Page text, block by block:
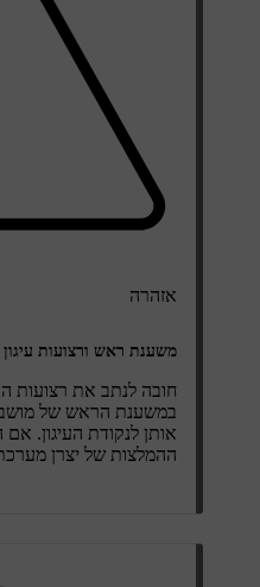
אזהרה
משענת ראש ורצועות עיגון
חובה לנתב את רצועות
במשענת הראש של מושב
אותן לנקודת העיגון.
ההמלצות של יצרן מערכת